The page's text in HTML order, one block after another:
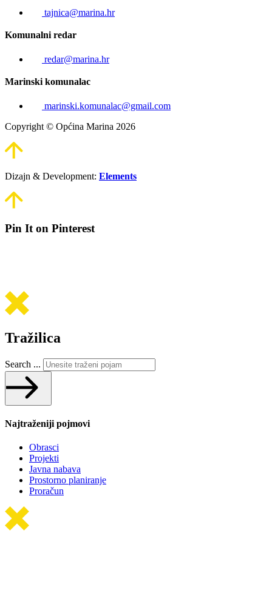
tajnica@marina.hr
Komunalni redar
redar@marina.hr
Marinski komunalac
marinski.komunalac@gmail.com
Copyright © Općina Marina 2026
Dizajn & Development: Elements
Pin It on Pinterest
Tražilica
Search ...
Najtraženiji pojmovi
Obrasci
Projekti
Javna nabava
Prostorno planiranje
Proračun